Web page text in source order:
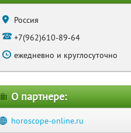
Россия
+7(962)610-89-64
ежедневно и круглосуточно
О партнере:
horoscope-online.ru